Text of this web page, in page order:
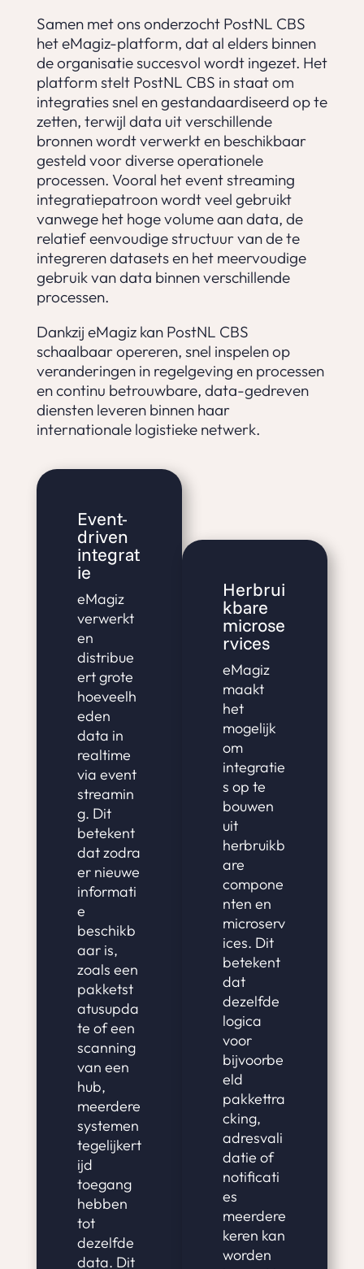
Samen met ons onderzocht PostNL CBS
het eMagiz-platform, dat al elders binnen
de organisatie succesvol wordt ingezet. Het
platform stelt PostNL CBS in staat om
integraties snel en gestandaardiseerd op te
zetten, terwijl data uit verschillende
bronnen wordt verwerkt en beschikbaar
gesteld voor diverse operationele
processen. Vooral het event streaming
integratiepatroon wordt veel gebruikt
vanwege het hoge volume aan data, de
relatief eenvoudige structuur van de te
integreren datasets en het meervoudige
gebruik van data binnen verschillende
processen.
Dankzij eMagiz kan PostNL CBS
schaalbaar opereren, snel inspelen op
veranderingen in regelgeving en processen
en continu betrouwbare, data-gedreven
diensten leveren binnen haar
internationale logistieke netwerk.
Event-
driven
integrat
ie
eMagiz
verwerkt
en
distribue
ert grote
hoeveelh
eden
data in
realtime
via event
streamin
g. Dit
betekent
dat zodra
er nieuwe
informati
e
beschikb
aar is,
zoals een
pakketst
atusupda
te of een
scanning
van een
hub,
meerdere
systemen
tegelijkert
ijd
toegang
hebben
tot
dezelfde
data. Dit
Herbrui
kbare
microse
rvices
eMagiz
maakt
het
mogelijk
om
integratie
s op te
bouwen
uit
herbruikb
are
compone
nten en
microserv
ices. Dit
betekent
dat
dezelfde
logica
voor
bijvoorbe
eld
pakkettra
cking,
adresvali
datie of
notificati
es
meerdere
keren kan
worden